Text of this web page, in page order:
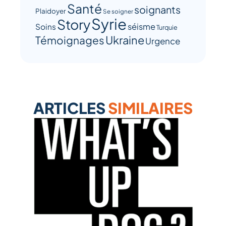
PlaidoyerSanté Se soigner soignants
Soins StorySyrieséismeTurquie
TémoignagesUkraineUrgence
ARTICLESSIMILAIRES